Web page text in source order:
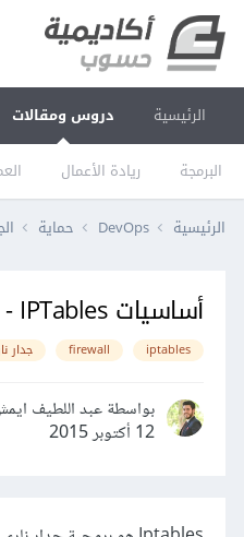
الرئيسية دروس ومقالات
البرمجة ريادة الأعمال
الرئيسية DevOps حماية
أساسيات IPTables - قواعد وأوامر شائعة للجدار الناري
iptables
firewall جدار
بواسطة عبد اللطيف
12 أكتوبر 2015